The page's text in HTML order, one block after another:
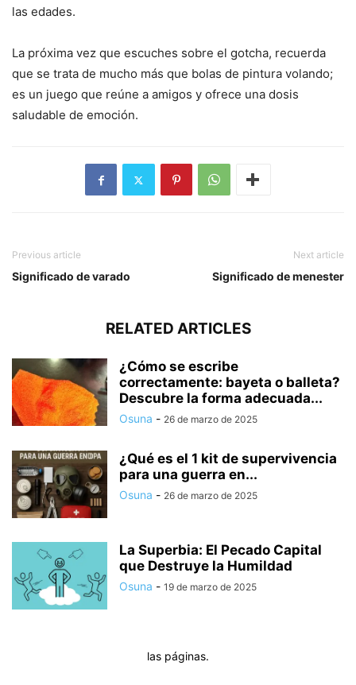
las edades.
La próxima vez que escuches sobre el gotcha, recuerda
que se trata de mucho más que bolas de pintura volando;
es un juego que reúne a amigos y ofrece una dosis
saludable de emoción.
Previous article
Significado de varado
Next article
Significado de menester
RELATED ARTICLES
¿Cómo se escribe
correctamente: bayeta o balleta?
Descubre la forma adecuada...
Osuna - 26 de marzo de 2025
¿Qué es el 1 kit de supervivencia
para una guerra en...
Osuna - 26 de marzo de 2025
La Superbia: El Pecado Capital
que Destruye la Humildad
Osuna - 19 de marzo de 2025
las páginas.